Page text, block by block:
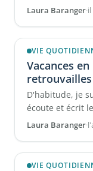
étape en
Laura Baranger·
VIE
Vacances
D'habitude, je
écoute et écrit
aujourd'hui,
Laura Baranger·
VIE